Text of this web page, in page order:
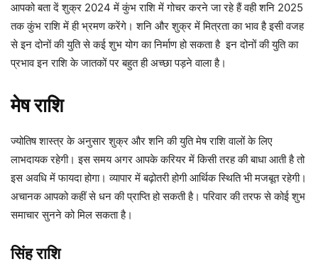
आपको बता दें शुक्र 2024 में कुंभ राशि में गोचर करने जा रहे हैं वही शनि 2025
तक कुंभ राशि में ही भ्रमण करेंगे। शनि और शुक्र में मित्रता का भाव है इसी वजह
से इन दोनों की युति से कई शुभ योग का निर्माण हो सकता है ‌ इन दोनों की युति का
प्रभाव इन राशि के जातकों पर बहुत ही अच्छा पड़ने वाला है।
मेष राशि
ज्योतिष शास्त्र के अनुसार शुक्र और शनि की युति मेष राशि वालों के लिए
लाभदायक रहेगी। इस समय अगर आपके करियर में किसी तरह की बाधा आती है तो
इस अवधि में फायदा होगा। व्यापार में बढ़ोतरी होगी आर्थिक स्थिति भी मजबूत रहेगी।
अचानक आपको कहीं से धन की प्राप्ति हो सकती है। परिवार की तरफ से कोई शुभ
समाचार सुनने को मिल सकता है।
सिंह राशि